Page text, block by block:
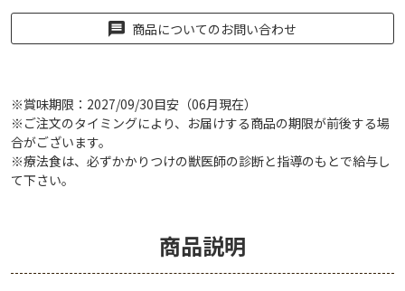
商品についてのお問い合わせ
※賞味期限：2027/09/30目安（06月現在）
※ご注文のタイミングにより、お届けする商品の期限が前後する場
合がございます。
※療法食は、必ずかかりつけの獣医師の診断と指導のもとで給与し
て下さい。
商品説明